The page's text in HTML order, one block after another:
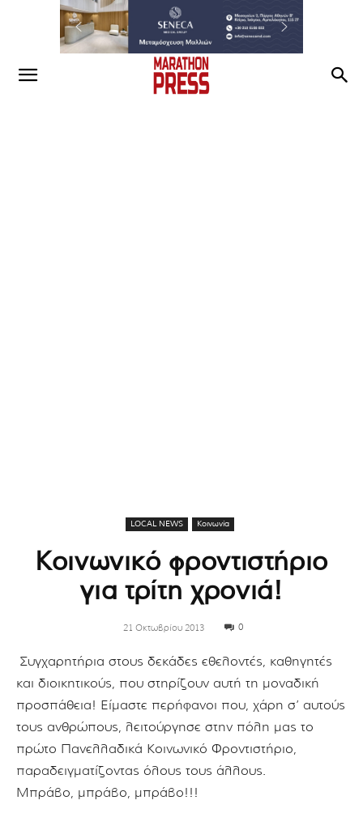
LOCAL NEWS Κοινωνία
Κοινωνικό φροντιστήριο
για τρίτη χρονιά!
21 Οκτωβρίου 2013 0
Συγχαρητήρια στους δεκάδες εθελοντές, καθηγητές
και διοικητικούς, που στηρίζουν αυτή τη μοναδική
προσπάθεια! Είμαστε περήφανοι που, χάρη σ’ αυτούς
τους ανθρώπους, λειτούργησε στην πόλη μας το
πρώτο Πανελλαδικά Κοινωνικό Φροντιστήριο,
παραδειγματίζοντας όλους τους άλλους.
Μπράβο, μπράβο, μπράβο!!!